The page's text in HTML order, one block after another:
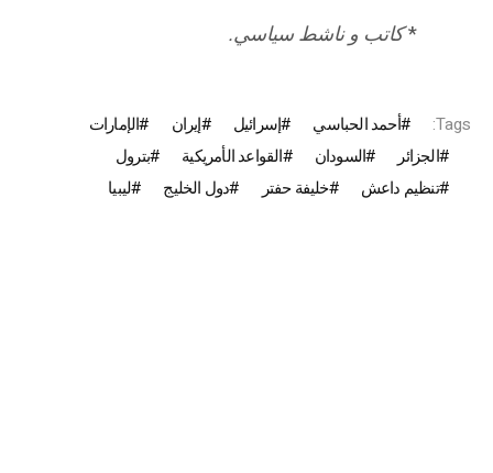
*كاتب و ناشط سياسي.
Tags: أحمد الحباسي إسرائيل إيران
الإمارات
الجزائر
السودان القواعد الأمريكية
بترول
تنظيم داعش
خليفة حفتر دول الخليج ليبيا